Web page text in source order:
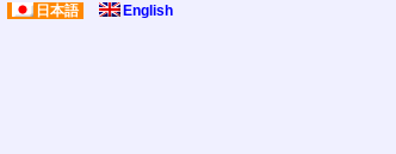
日本語 English